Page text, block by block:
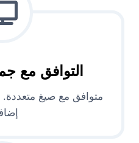
التوافق مع
متوافق مع صيغ متعددة.